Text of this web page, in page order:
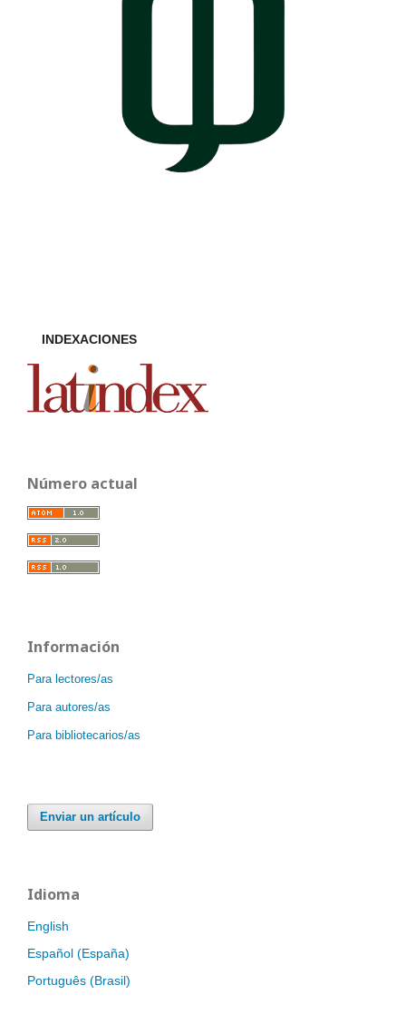
INDEXACIONES
Número actual
Información
Para lectores/as
Para autores/as
Para bibliotecarios/as
Enviar un artículo
Idioma
English
Español (España)
Português (Brasil)